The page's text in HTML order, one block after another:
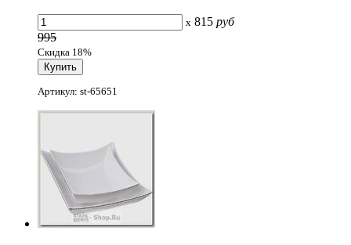
x 815 руб
995
Скидка 18%
Артикул: st-65651